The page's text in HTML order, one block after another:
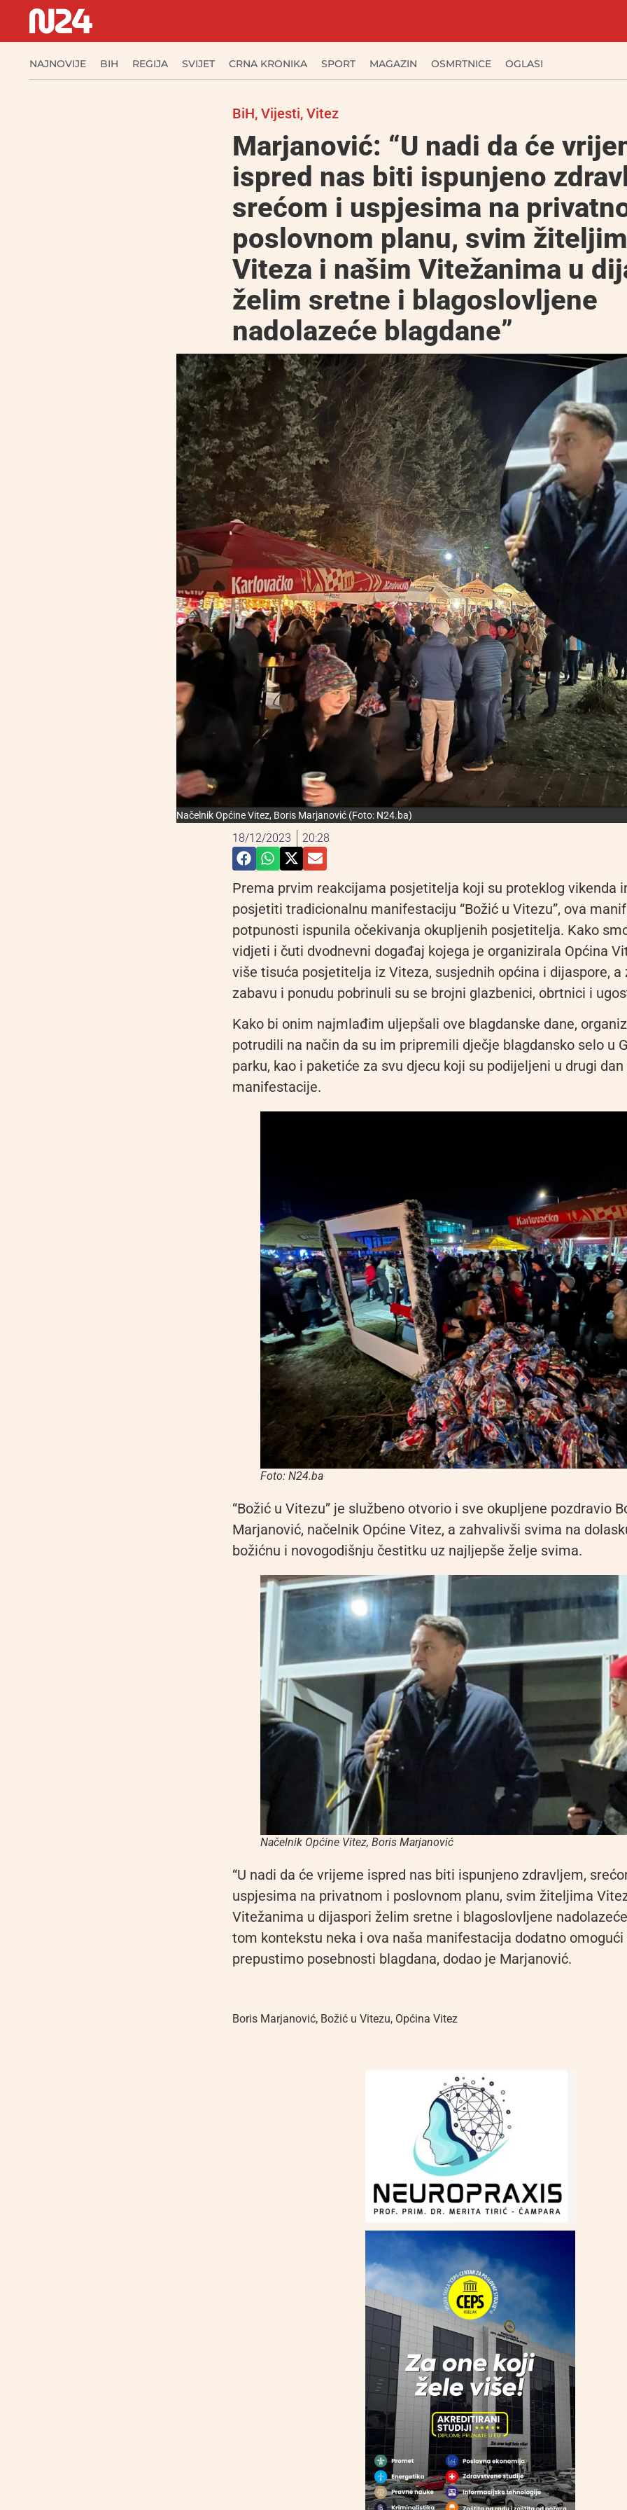
NAJNOVIJE BIH REGIJA SVIJET CRNA KRONIKA SPORT MAGAZIN OSMRTNICE OGLASI
BiH, Vijesti, Vitez
Marjanović: “U nadi da će
ispred nas biti ispunjeno
srećom i uspjesima na
poslovnom planu, svim
Viteza i našim Vitežanima u
želim sretne i blagoslovljene
nadolazeće blagdane”
Načelnik Općine Vitez, Boris Marjanović (Foto: N24.ba)
18/12/2023 20:28
Prema prvim reakcijama posjetitelja koji su proteklog vikenda
posjetiti tradicionalnu manifestaciju “Božić u Vitezu”, ova
potpunosti ispunila očekivanja okupljenih posjetitelja. Kako
vidjeti i čuti dvodnevni događaj kojega je organizirala Općina
više tisuća posjetitelja iz Viteza, susjednih općina i dijaspore, a
zabavu i ponudu pobrinuli su se brojni glazbenici, obrtnici i
Kako bi onim najmlađim uljepšali ove blagdanske dane,
potrudili na način da su im pripremili dječje blagdansko selo u
parku, kao i paketiće za svu djecu koji su podijeljeni u drugi dan
manifestacije.
Foto: N24.ba
“Božić u Vitezu” je službeno otvorio i sve okupljene pozdravio
Marjanović, načelnik Općine Vitez, a zahvalivši svima na
božićnu i novogodišnju čestitku uz najljepše želje svima.
Načelnik Općine Vitez, Boris Marjanović
“U nadi da će vrijeme ispred nas biti ispunjeno zdravljem,
uspjesima na privatnom i poslovnom planu, svim žiteljima
Vitežanima u dijaspori želim sretne i blagoslovljene
tom kontekstu neka i ova naša manifestacija dodatno omogući
prepustimo posebnosti blagdana, dodao je Marjanović.
Boris Marjanović, Božić u Vitezu, Općina Vitez